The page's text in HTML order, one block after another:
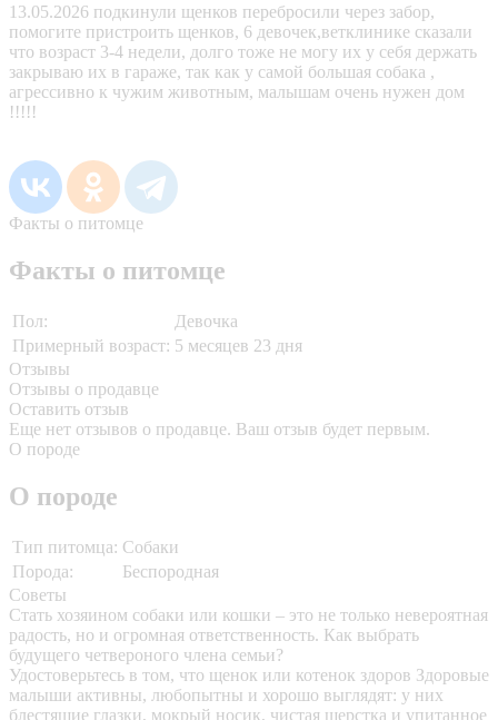
13.05.2026 подкинули щенков перебросили через забор,
помогите пристроить щенков, 6 девочек,ветклинике сказали
что возраст 3-4 недели, долго тоже не могу их у себя держать
закрываю их в гараже, так как у самой большая собака ,
агрессивно к чужим животным, малышам очень нужен дом
!!!!!
Факты о питомце
Факты о питомце
Пол:
Девочка
Примерный возраст: 5 месяцев 23 дня
Отзывы
Отзывы о продавце
Оставить отзыв
Еще нет отзывов о продавце. Ваш отзыв будет первым.
О породе
О породе
Тип питомца: Собаки
Порода:
Беспородная
Советы
Стать хозяином собаки или кошки – это не только невероятная
радость, но и огромная ответственность. Как выбрать
будущего четвероного члена семьи?
Удостоверьтесь в том, что щенок или котенок здоров Здоровые
малыши активны, любопытны и хорошо выглядят: у них
блестящие глазки, мокрый носик, чистая шерстка и упитанное